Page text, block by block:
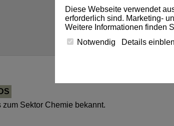
Diese Webseite verwendet
erforderlich sind. Marketing-
Weitere Informationen finden
Notwendig
Details
Sektor Chemie bekannt.